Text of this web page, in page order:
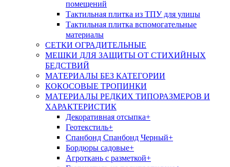
помещений
Тактильная плитка из ТПУ для улицы
Тактильная плитка вспомогательные
материалы
СЕТКИ ОГРАДИТЕЛЬНЫЕ
МЕШКИ ДЛЯ ЗАЩИТЫ ОТ СТИХИЙНЫХ
БЕДСТВИЙ
МАТЕРИАЛЫ БЕЗ КАТЕГОРИИ
КОКОСОВЫЕ ТРОПИНКИ
МАТЕРИАЛЫ РЕДКИХ ТИПОРАЗМЕРОВ И
ХАРАКТЕРИСТИК
Декоративная отсыпка+
Геотекстиль+
Спанбонд Спанбонд Черный+
Бордюры садовые+
Агроткань с разметкой+